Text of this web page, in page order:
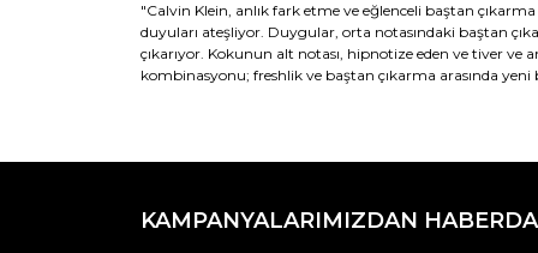
"Calvin Klein, anlık fark etme ve eğlenceli baştan çıkarma
duyuları ateşliyor. Duygular, orta notasındaki baştan
çıkarıyor. Kokunun alt notası, hipnotize eden ve tiver
kombinasyonu; freshlik ve baştan çıkarma arasında
Görüş ve önerileriniz için teşekkür ederiz.
Ürün resmi kalitesiz, bozuk veya
KAMPANYALARIMIZDAN